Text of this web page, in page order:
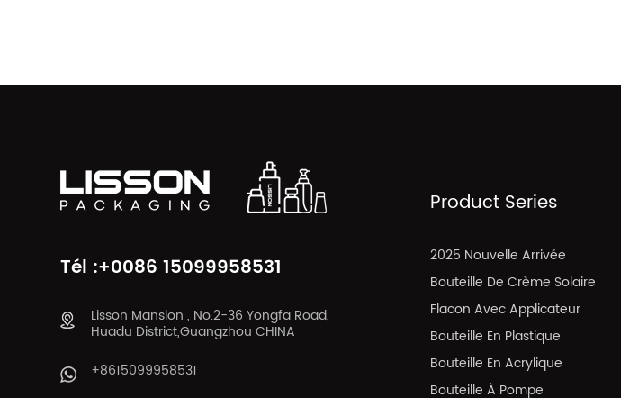
Tél :+0086 15099958531
Lisson Mansion , No.2-36 Yongfa Road,
Huadu District,Guangzhou CHINA
+8615099958531
Product Series
2025 Nouvelle Arrivée
Bouteille De Crème Solaire
Flacon Avec Applicateur
Bouteille En Plastique
Bouteille En Acrylique
Bouteille À Pompe